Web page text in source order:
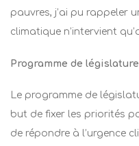
pauvres, j’ai pu rappeler
climatique n’intervient
Programme de législature
Le programme de
but de fixer les priorités
de répondre à l’urgence